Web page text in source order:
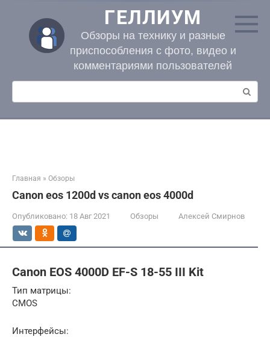
контенту
ГЕЛЛИУМ
Обзоры на технику и разные
приспособления с фото, видео и
комментариями пользователей
Поиск:
Главная » Обзоры
Canon eos 1200d vs canon eos 4000d
Опубликовано: 18 Авг 2021 Обзоры Алексей Смирнов
Canon EOS 4000D EF-S 18-55 III Kit
Тип матрицы:
CMOS
Интерфейсы: